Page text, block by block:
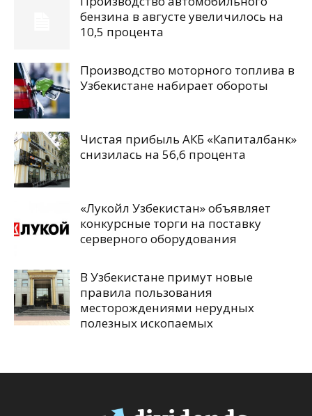
бензина в августе увеличилось на
10,5 процента
Производство моторного топлива в
Узбекистане набирает обороты
Чистая прибыль АКБ «Капиталбанк»
снизилась на 56,6 процента
«Лукойл Узбекистан» объявляет
конкурсные торги на поставку
серверного оборудования
В Узбекистане примут новые
правила пользования
месторождениями нерудных
полезных ископаемых